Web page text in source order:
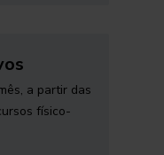
a partir das
físico-